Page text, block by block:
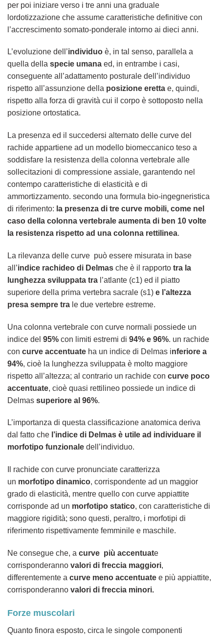
per poi iniziare verso i tre anni una graduale
lordotizzazione che assume caratteristiche definitive con
l’accrescimento somato-ponderale intorno ai dieci anni.
L’evoluzione dell’individuo è, in tal senso, parallela a
quella della specie umana ed, in entrambe i casi,
conseguente all’adattamento posturale dell’individuo
rispetto all’assunzione della posizione eretta e, quindi,
rispetto alla forza di gravità cui il corpo è sottoposto nella
posizione ortostatica.
La presenza ed il succedersi alternato delle curve del
rachide appartiene ad un modello biomeccanico teso a
soddisfare la resistenza della colonna vertebrale alle
sollecitazioni di compressione assiale, garantendo nel
contempo caratteristiche di elasticità e di
ammortizzamento. secondo una formula bio-ingegneristica
di riferimento: la presenza di tre curve mobili, come nel
caso della colonna vertebrale aumenta di ben 10 volte
la resistenza rispetto ad una colonna rettilinea.
La rilevanza delle curve può essere misurata in base
all’indice rachideo di Delmas che è il rapporto tra la
lunghezza sviluppata tra l’atlante (c1) ed il piatto
superiore della prima vertebra sacrale (s1) e l’altezza
presa sempre tra le due vertebre estreme.
Una colonna vertebrale con curve normali possiede un
indice del 95% con limiti estremi di 94% e 96%. un rachide
con curve accentuate ha un indice di Delmas inferiore a
94%, cioè la lunghezza sviluppata è molto maggiore
rispetto all’altezza; al contrario un rachide con curve poco
accentuate, cioè quasi rettilineo possiede un indice di
Delmas superiore al 96%.
L’importanza di questa classificazione anatomica deriva
dal fatto che l’indice di Delmas è utile ad individuare il
morfotipo funzionale dell’individuo.
Il rachide con curve pronunciate caratterizza
un morfotipo dinamico, corrispondente ad un maggior
grado di elasticità, mentre quello con curve appiattite
corrisponde ad un morfotipo statico, con caratteristiche di
maggiore rigidità; sono questi, peraltro, i morfotipi di
riferimento rispettivamente femminile e maschile.
Ne consegue che, a curve più accentuate
corrisponderanno valori di freccia maggiori,
differentemente a curve meno accentuate e più appiattite,
corrisponderanno valori di freccia minori.
Forze muscolari
Quanto finora esposto, circa le singole componenti